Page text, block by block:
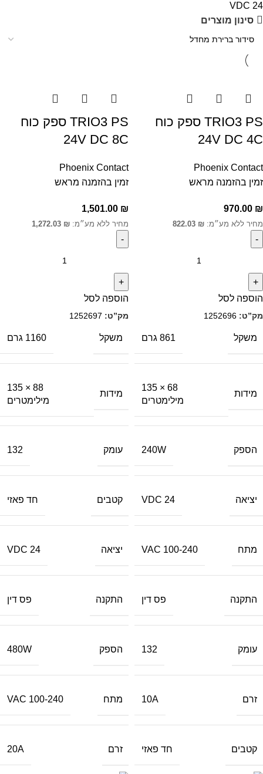
24 VDC
סינון מוצרים
TRIO3 PS ספק כוח
24V DC 4C
Phoenix Contact
זמין בהזמנה מראש
970.00 ₪
מחיר ללא מע״מ: 822.03 ₪
הוספה לסל
מק”ט: 1252696
משקל 861 גרם
מידות
68 × 135
מילימטרים
הספק 240W
יציאה 24 VDC
מתח 100-240 VAC
התקנה פס דין
עומק 132
זרם 10A
קטבים חד פאזי
TRIO3 PS ספק כוח
24V DC 8C
Phoenix Contact
זמין בהזמנה מראש
1,501.00 ₪
מחיר ללא מע״מ: 1,272.03 ₪
הוספה לסל
מק”ט: 1252697
משקל 1160 גרם
מידות
88 × 135
מילימטרים
עומק 132
קטבים חד פאזי
יציאה 24 VDC
התקנה פס דין
הספק 480W
מתח 100-240 VAC
זרם 20A